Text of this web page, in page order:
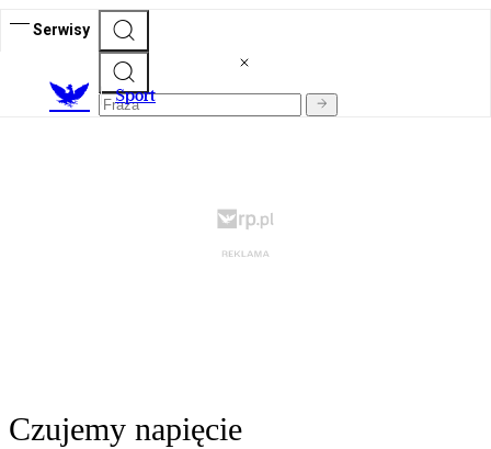
Serwisy
Sport
Czujemy napięcie